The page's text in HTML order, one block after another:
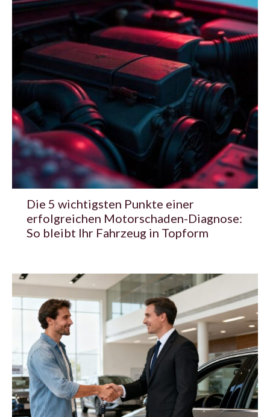
Die 5 wichtigsten Punkte einer
erfolgreichen Motorschaden-Diagnose:
So bleibt Ihr Fahrzeug in Topform